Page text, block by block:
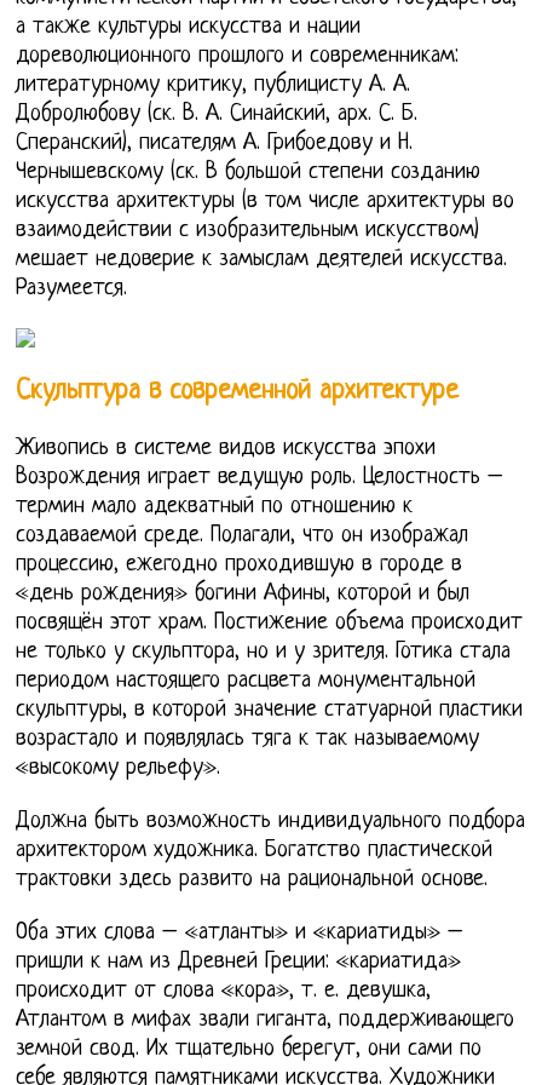
а также культуры искусства и нации
дореволюционного прошлого и современникам:
литературному критику, публицисту А. А.
Добролюбову (ск. В. А. Синайский, арх. С. Б.
Сперанский), писателям А. Грибоедову и Н.
Чернышевскому (ск. В большой степени созданию
искусства архитектуры (в том числе архитектуры во
взаимодействии с изобразительным искусством)
мешает недоверие к замыслам деятелей искусства.
Разумеется.
Скульптура в современной архитектуре
Живопись в системе видов искусства эпохи
Возрождения играет ведущую роль. Целостность –
термин мало адекватный по отношению к
создаваемой среде. Полагали, что он изображал
процессию, ежегодно проходившую в городе в
«день рождения» богини Афины, которой и был
посвящён этот храм. Постижение объема происходит
не только у скульптора, но и у зрителя. Готика стала
периодом настоящего расцвета монументальной
скульптуры, в которой значение статуарной пластики
возрастало и появлялась тяга к так называемому
«высокому рельефу».
Должна быть возможность индивидуального подбора
архитектором художника. Богатство пластической
трактовки здесь развито на рациональной основе.
Оба этих слова – «атланты» и «кариатиды» –
пришли к нам из Древней Греции: «кариатида»
происходит от слова «кора», т. е. девушка,
Атлантом в мифах звали гиганта, поддерживающего
земной свод. Их тщательно берегут, они сами по
себе являются памятниками искусства. Художники